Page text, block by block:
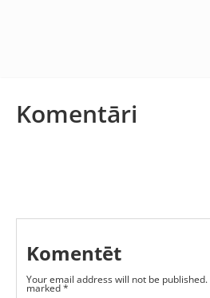
Komentāri
Komentēt
Your email address will not be published.
marked*